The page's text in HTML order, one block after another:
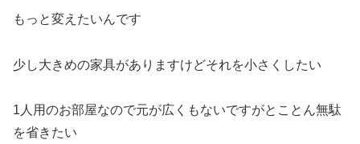
もっと変えたいんです
少し大きめの家具がありますけどそれを小さくしたい
1人用のお部屋なので元が広くもないですがとことん無駄
を省きたい